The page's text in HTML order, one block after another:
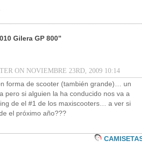
Gilera GP 800”
ON NOVIEMBRE 23RD, 2009 10:14
forma de scooter (también grande)… un
pero si alguien la ha conducido nos va a
de el #1 de los maxiscooters… a ver si
el próximo año???